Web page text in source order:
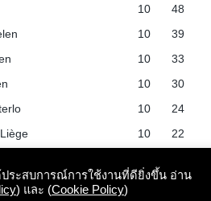
10
48
10
39
10
33
10
30
10
24
10
22
และเงื่อนไขการใช้งานเว็บไซต์
ระสบการณ์การใช้งานที่ดียิ่งขึ้น อ่าน
) และ (Cookie Policy)